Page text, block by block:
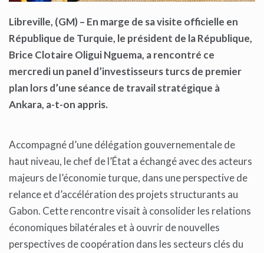
Libreville, (GM) – En marge de sa visite officielle en
République de Turquie, le président de la République,
Brice Clotaire Oligui Nguema, a rencontré ce
mercredi un panel d’investisseurs turcs de premier
plan lors d’une séance de travail stratégique à
Ankara, a-t-on appris.
Accompagné d’une délégation gouvernementale de
haut niveau, le chef de l’État a échangé avec des acteurs
majeurs de l’économie turque, dans une perspective de
relance et d’accélération des projets structurants au
Gabon. Cette rencontre visait à consolider les relations
économiques bilatérales et à ouvrir de nouvelles
perspectives de coopération dans les secteurs clés du